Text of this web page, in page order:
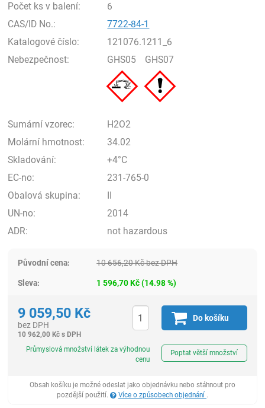
Počet ks v balení:
6
CAS/ID No.:
7722-84-1
Katalogové číslo:
121076.1211_6
Nebezpečnost:
GHS05 GHS07
Sumární vzorec:
H2O2
Molární hmotnost:
34.02
Skladování:
+4°C
EC-no:
231-765-0
Obalová skupina:
II
UN-no:
2014
ADR:
not hazardous
Původní cena: 10 656,20Kčbez DPH
Sleva: 1 596,70Kč(14.98%)
9 059,50 Kč
bez DPH
10 962,00 Kč s DPH
Do košíku
Průmyslová množství látek za výhodnou
cenu
Poptat větší množství
Obsah košíku je možné odeslat jako objednávku nebo stáhnout pro
pozdější použití.
Více o způsobech objednání